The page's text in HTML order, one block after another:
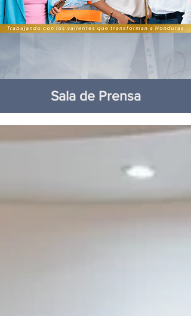
Sala de Prensa